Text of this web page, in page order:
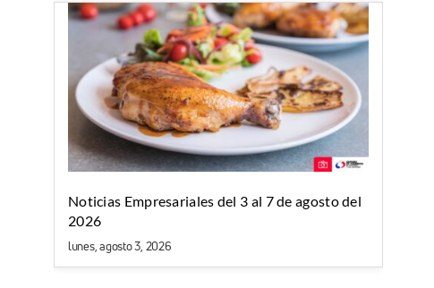
Noticias Empresariales del 3 al 7 de agosto del
2026
lunes, agosto 3, 2026